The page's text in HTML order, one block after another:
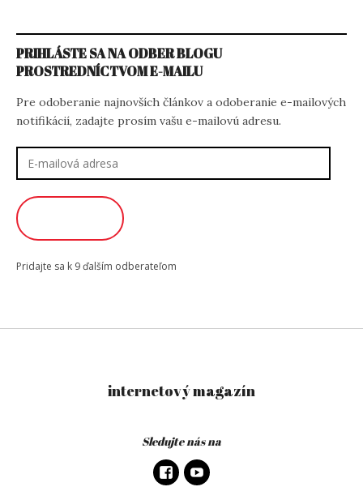
PRIHLÁSTE SA NA ODBER BLOGU
PROSTREDNÍCTVOM E-MAILU
Pre odoberanie najnovších článkov a odoberanie e-mailových
notifikácií, zadajte prosím vašu e-mailovú adresu.
adresa
Pridajte sa k 9 ďalším odberateľom
internetový magazín
Sledujte nás na